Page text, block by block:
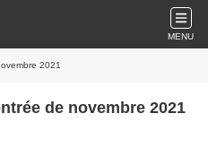
MENU
2021
de novembre 2021